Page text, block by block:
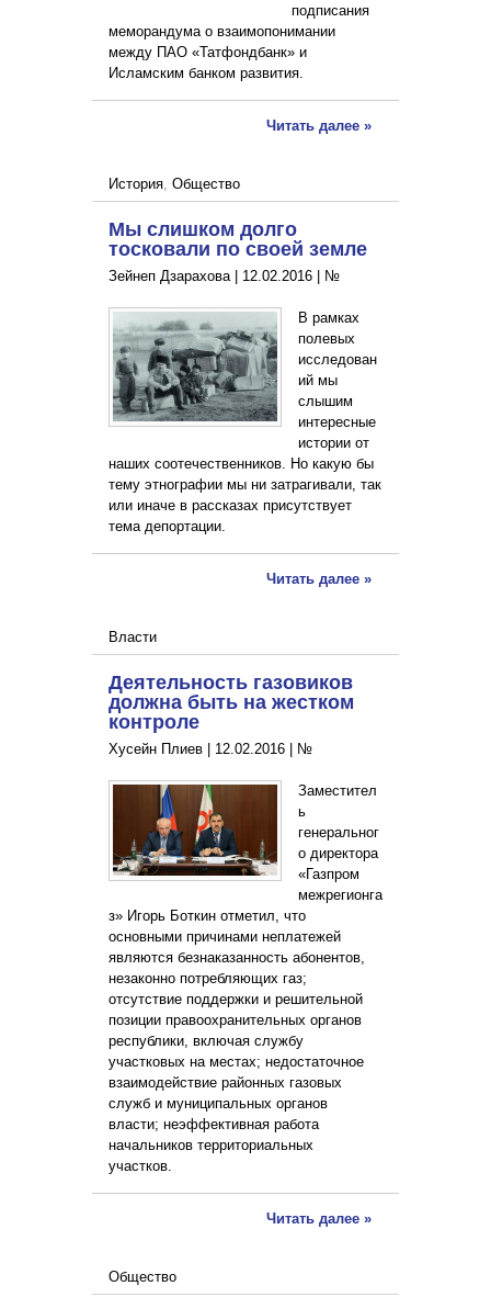
подписания
меморандума о взаимопонимании
между ПАО «Татфондбанк» и
Исламским банком развития.
Читать далее »
История, Общество
Мы слишком долго
тосковали по своей земле
Зейнеп Дзарахова | 12.02.2016 №
В рамках
полевых
исследован
ий мы
слышим
интересные
истории от
наших соотечественников. Но какую бы
тему этнографии мы ни затрагивали, так
или иначе в рассказах присутствует
тема депортации.
Читать далее »
Власти
Деятельность газовиков
должна быть на жестком
контроле
Хусейн Плиев | 12.02.2016 №
Заместител
ь
генеральног
о директора
«Газпром
межрегионга
з» Игорь Боткин отметил, что
основными причинами неплатежей
являются безнаказанность абонентов,
незаконно потребляющих газ;
отсутствие поддержки и решительной
позиции правоохранительных органов
республики, включая службу
участковых на местах; недостаточное
взаимодействие районных газовых
служб и муниципальных органов
власти; неэффективная работа
начальников территориальных
участков.
Читать далее »
Общество